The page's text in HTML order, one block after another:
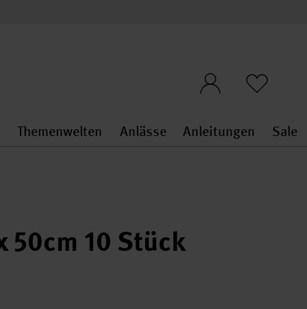
Stoffe & Sticken general.openMenu
Themenwelten
Themenwelten
Anlässe
Anlässe
Anleitungen Sale
10 Stück